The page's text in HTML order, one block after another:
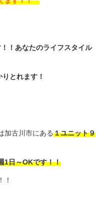
！あなたのライフスタイル
とれます！
加古川市にある１ユニット９
1日～OKです！！
！